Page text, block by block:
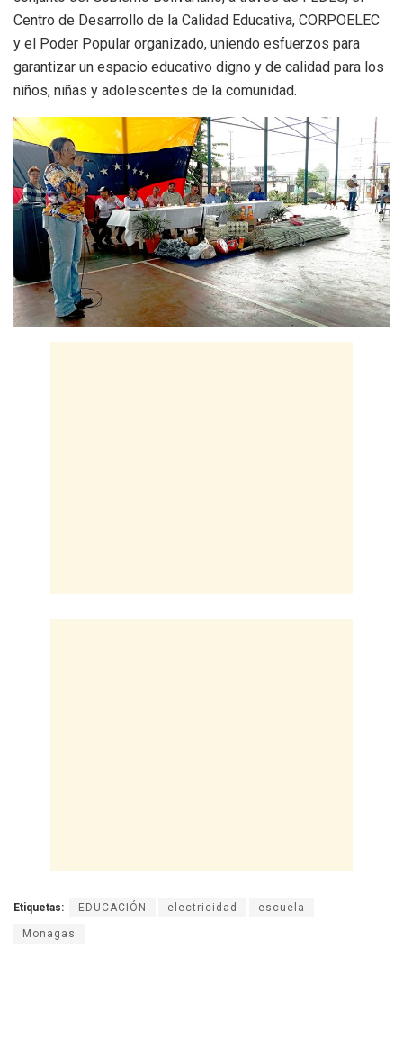
Centro de Desarrollo de la Calidad Educativa, CORPOELEC
y el Poder Popular organizado, uniendo esfuerzos para
garantizar un espacio educativo digno y de calidad para los
niños, niñas y adolescentes de la comunidad.
Etiquetas: EDUCACIÓN electricidad escuela
Monagas